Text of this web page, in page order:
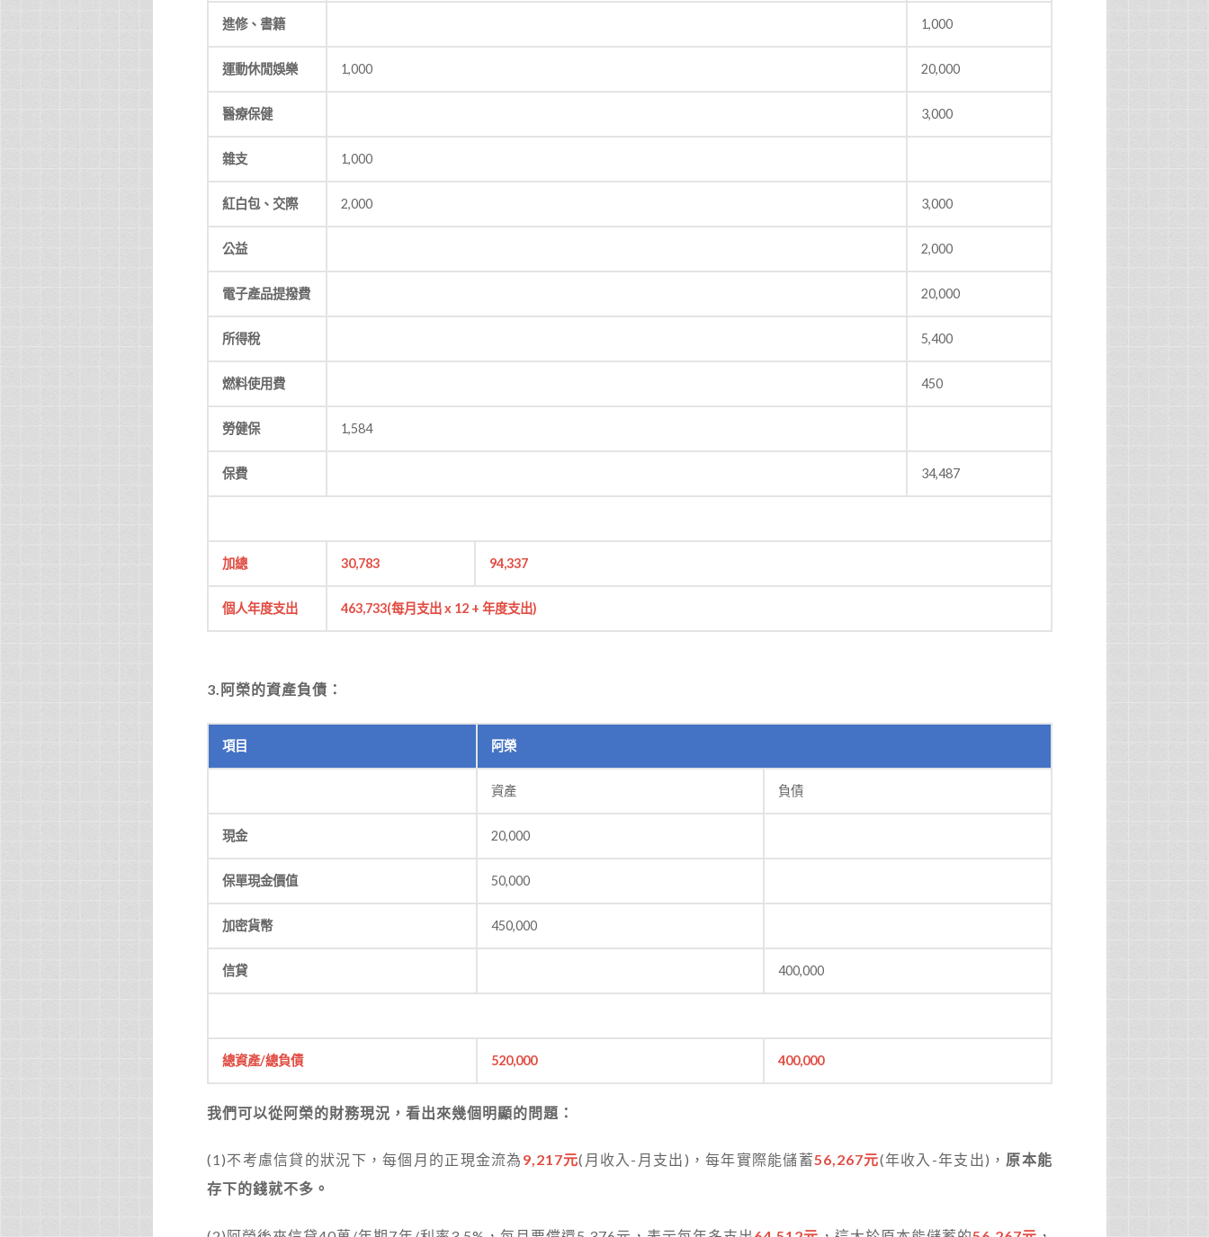
進修、書籍 1,000
運動休閒娛樂 1,000 20,000
醫療保健 3,000
雜支 1,000
紅白包、交際 2,000 3,000
公益 2,000
電子產品提撥費 20,000
所得稅 5,400
燃料使用費 450
勞健保 1,584
保費 34,487
加總 30,783 94,337
個人年度支出 463,733(每月支出 x 12 + 年度支出)
3. 阿榮的資產負債：
項目 阿榮
資產 負債
現金 20,000
保單現金價值 50,000
加密貨幣 450,000
信貸 400,000
總資產/總負債 520,000 400,000
我們可以從阿榮的財務現況，看出來幾個明顯的問題：
(1)不考慮信貸的狀況下，每個月的正現金流為 9,217元(月收入-月支出)，每年實際能儲蓄56,267元(年收入-年支出)， 原本能
存下的錢就不多。